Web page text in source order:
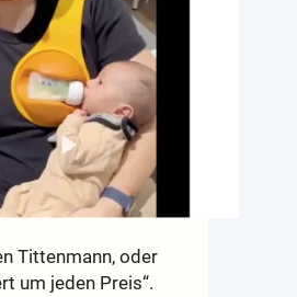
Tittenmann, oder
um jeden Preis“.